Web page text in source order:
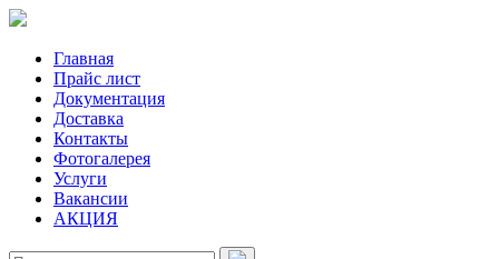
Главная
Прайс лист
Документация
Доставка
Контакты
Фотогалерея
Услуги
Вакансии
АКЦИЯ